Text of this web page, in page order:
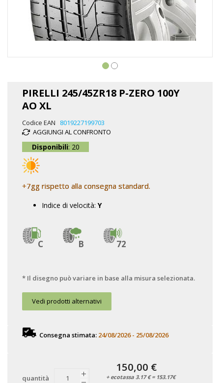
PIRELLI 245/45ZR18 P-ZERO 100Y
AO XL
Codice EAN
8019227199703
AGGIUNGI AL CONFRONTO
Disponibili: 20
+7gg rispetto alla consegna standard.
Indice di velocità: Y
C B 72
* Il disegno può variare in base alla misura selezionata.
Vedi prodotti alternativi
Consegna stimata: 24/08/2026 - 25/08/2026
quantità
150,00 €
+ ecotassa 3.17 € = 153.17€
galleria
immagini